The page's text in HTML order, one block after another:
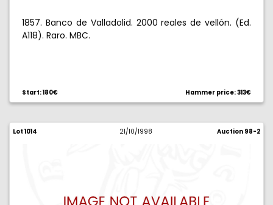
1857. Banco de Valladolid. 2000 reales de vellón. (Ed.
A118). Raro. MBC.
Start: 180€ Hammer price: 313€
Lot 1014 21/10/1998 Auction 98-2